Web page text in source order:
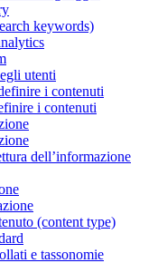
keywords)
utenti
i contenuti
i contenuti
dell’informazione
(content type)
e tassonomie